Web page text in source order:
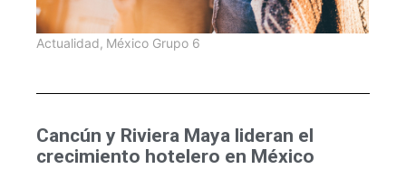
Actualidad, México Grupo 6
Cancún y Riviera Maya lideran el
crecimiento hotelero en México